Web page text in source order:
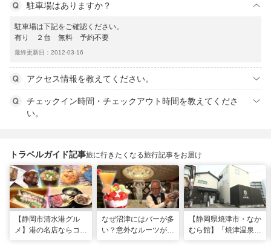
駐車場はありますか？
駐車場は下記をご確認ください。
有り ２台 無料 予約不要
最終更新日：2012-03-16
アクセス情報を教えてください。
チェックイン時間・チェックアウト時間を教えてくださ
い。
トラベルガイド記事旅に行きたくなる旅行記事をお届け
【静岡市清水港グル
メ】港の名店ならコ
なぜ沼津にはバーが多
い？意外なルーツがわ
【静岡県焼津市・なか
むら館】「焼津温泉」